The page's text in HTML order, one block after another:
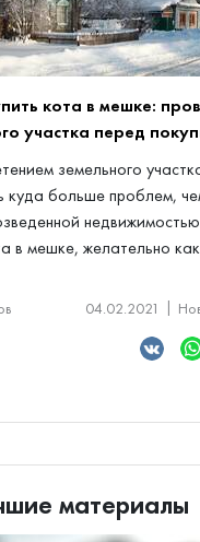
кота в мешке:
участка перед
земельного
куда больше проблем,
в мешке, желательно
04.02.2021
материалы